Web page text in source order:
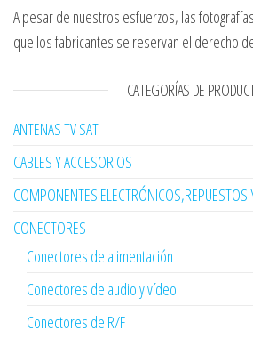
A pesar de nuestros esfuerzos, las
que los fabricantes se reservan el derecho
CATEGORÍAS DE
ANTENAS TV SAT
CABLES Y ACCESORIOS
COMPONENTES ELECTRÓNICOS,REPUESTOS
CONECTORES
Conectores de alimentación
Conectores de audio y vídeo
Conectores de R/F